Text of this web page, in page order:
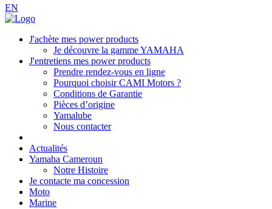
EN
J'achète mes power products
Je découvre la gamme YAMAHA
J'entretiens mes power products
Prendre rendez-vous en ligne
Pourquoi choisir CAMI Motors ?
Conditions de Garantie
Pièces d’origine
Yamalube
Nous contacter
Actualités
Yamaha Cameroun
Notre Histoire
Je contacte ma concession
Moto
Marine